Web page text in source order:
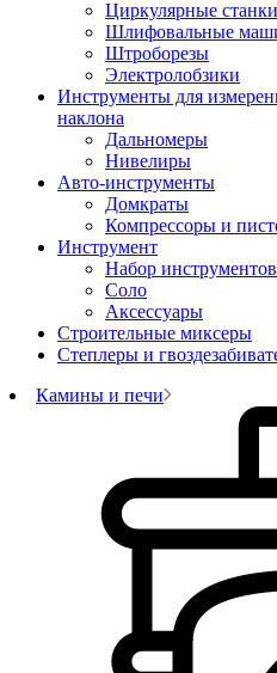
Циркулярные станки
Шлифовальные
Штроборезы
Электролобзики
Инструменты для
наклона
Дальномеры
Нивелиры
Авто-инструменты
Домкраты
Компрессоры и
Инструмент
Набор инструментов
Соло
Аксессуары
Строительные миксеры
Степлеры и
Камины и печи